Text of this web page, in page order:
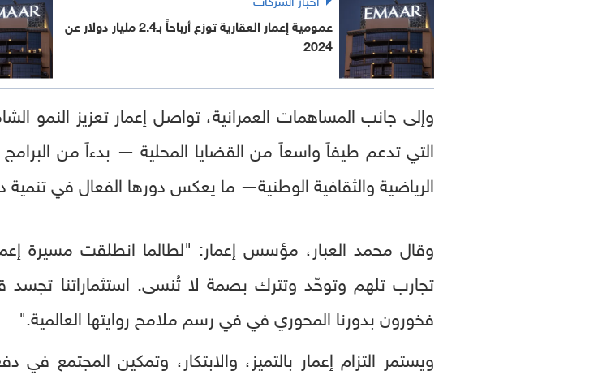
عمومية إعمار العقارية توزع أرباحاً بـ2.4 مليار دولار عن
2024
وإلى جانب المساهمات العمرانية، تواصل إعمار تعزيز النمو
التي تدعم طيفاً واسعاً من القضايا المحلية — بدءاً من البرامج
الرياضية والثقافية الوطنية— ما يعكس دورها الفعال في
وقال محمد العبار، مؤسس إعمار: "لطالما انطلقت مسيرة
تجارب تلهم وتوحّد وتترك بصمة لا تُنسى. استثماراتنا تجسد
فخورون بدورنا المحوري في في رسم ملامح روايتها العالمية."
ويستمر التزام إعمار بالتميز، والابتكار، وتمكين